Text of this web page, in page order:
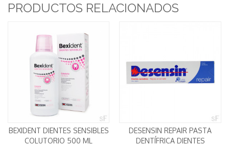
PRODUCTOS RELACIONADOS
BEXIDENT DIENTES SENSIBLES
COLUTORIO 500 ML
DESENSIN REPAIR PASTA
DENTÍFRICA DIENTES